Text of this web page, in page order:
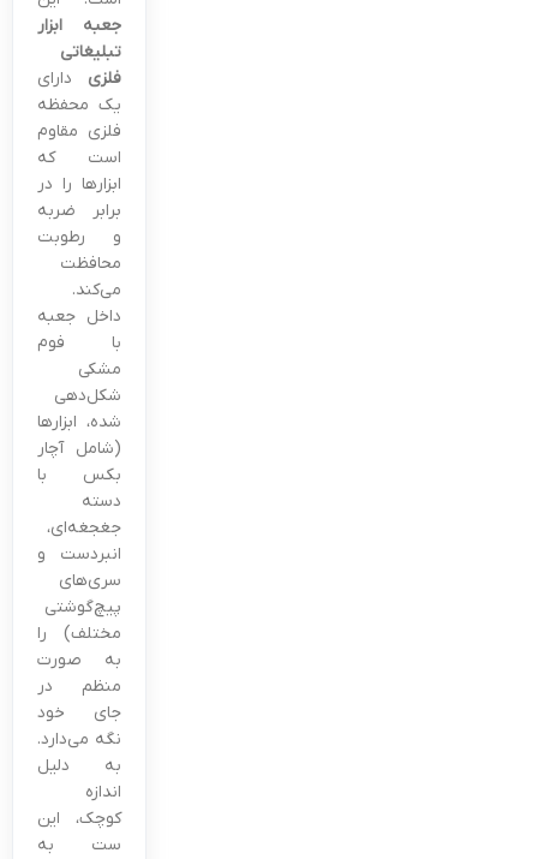
جعبه ابزار
تبلیغاتی
فلزی دارای
یک محفظه
فلزی مقاوم
است که
ابزارها را در
برابر ضربه
و رطوبت
محافظت
می‌کند.
داخل جعبه
با فوم
مشکی
شکل‌دهی
شده، ابزارها
(شامل آچار
بکس با
دسته
جغجغه‌ای،
انبردست و
سری‌های
پیچ‌گوشتی
مختلف) را
به صورت
منظم در
جای خود
نگه می‌دارد.
به دلیل
اندازه
کوچک، این
ست به